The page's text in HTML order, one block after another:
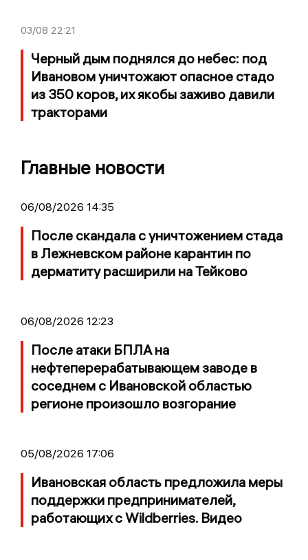
03/08 22:21
Черный дым поднялся до небес: под
Ивановом уничтожают опасное стадо
из 350 коров, их якобы заживо давили
тракторами
Главные новости
06/08/2026 14:35
После скандала с уничтожением стада
в Лежневском районе карантин по
дерматиту расширили на Тейково
06/08/2026 12:23
После атаки БПЛА на
нефтеперерабатывающем заводе в
соседнем с Ивановской областью
регионе произошло возгорание
05/08/2026 17:06
Ивановская область предложила меры
поддержки предпринимателей,
работающих с Wildberries. Видео